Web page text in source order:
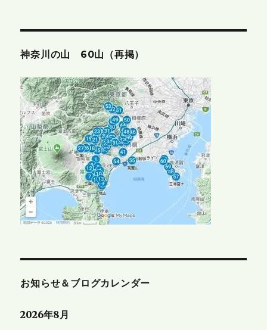
神奈川の山 60山（再掲）
お知らせ＆ブログカレンダー
2026年8月